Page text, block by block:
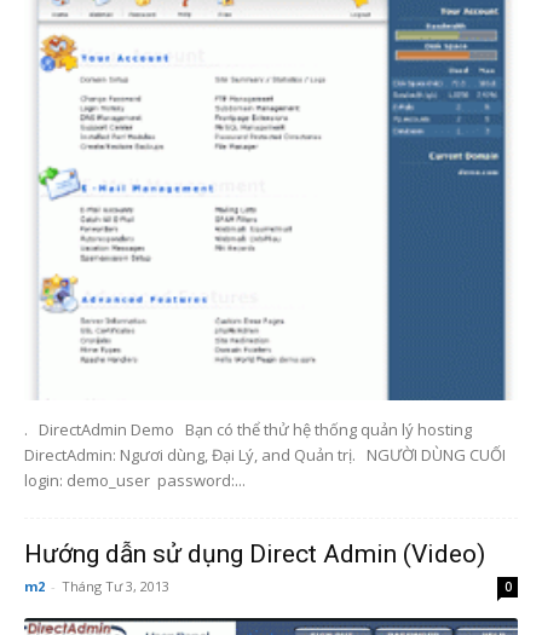
. DirectAdmin Demo Bạn có thể thử hệ thống quản lý hosting
DirectAdmin: Ngươi dùng, Đại Lý, and Quản trị. NGƯỜI DÙNG CUỐI
login: demo_user password:...
Hướng dẫn sử dụng Direct Admin (Video)
m2 - Tháng Tư 3, 2013 0